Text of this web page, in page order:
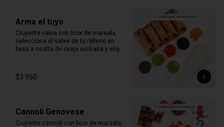
Arma el tuyo
Crujiente vaina con licor de marsala,
selecciona el sabor de tu relleno en
base a ricotta de oveja siciliana y elige
1 unidad tamaño L
$3.950
Cannoli Genovese
Crujiente cannoli con licor de marsala,